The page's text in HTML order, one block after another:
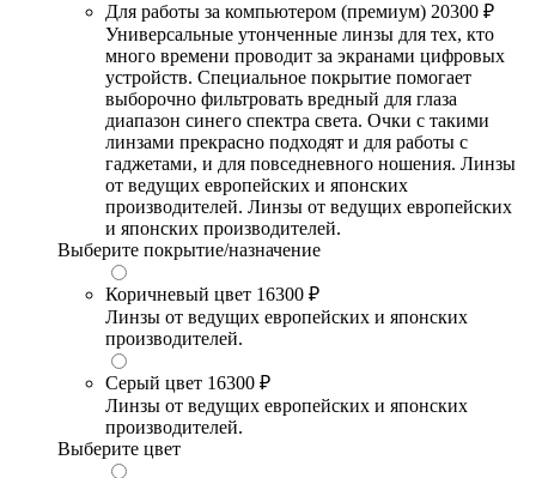
Для работы за компьютером (премиум) 20300 ₽
Универсальные утонченные линзы для тех, кто
много времени проводит за экранами цифровых
устройств. Специальное покрытие помогает
выборочно фильтровать вредный для глаза
диапазон синего спектра света. Очки с такими
линзами прекрасно подходят и для работы с
гаджетами, и для повседневного ношения. Линзы
от ведущих европейских и японских
производителей. Линзы от ведущих европейских
и японских производителей.
Выберите покрытие/назначение
Коричневый цвет 16300 ₽
Линзы от ведущих европейских и японских
производителей.
Серый цвет 16300 ₽
Линзы от ведущих европейских и японских
производителей.
Выберите цвет